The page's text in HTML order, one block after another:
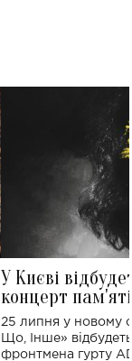
У Києві
концерт
Клименка:
виконають
25 липня у новому
Що, Інше»
фронтмена гурту